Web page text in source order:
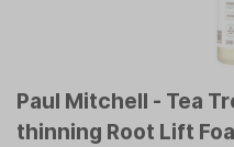
Paul Mitchell - Tea
thinning Root Lift